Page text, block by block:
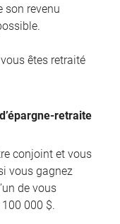
son revenu
êtes retraité
retraite
conjoint et vous
vous gagnez
de vous
000 $.